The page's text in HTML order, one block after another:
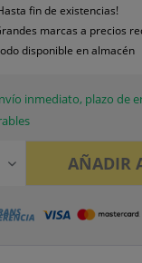
fin de existencias!
marcas a precios
disponible en almacén
inmediato, plazo de
AÑADIR